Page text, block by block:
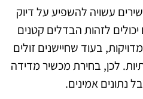
עשויה להשפיע על דיוק
לזהות הבדלים קטנים
בעוד שחיישנים זולים
לכן, בחירת מכשיר מדידה
נתונים אמינים.